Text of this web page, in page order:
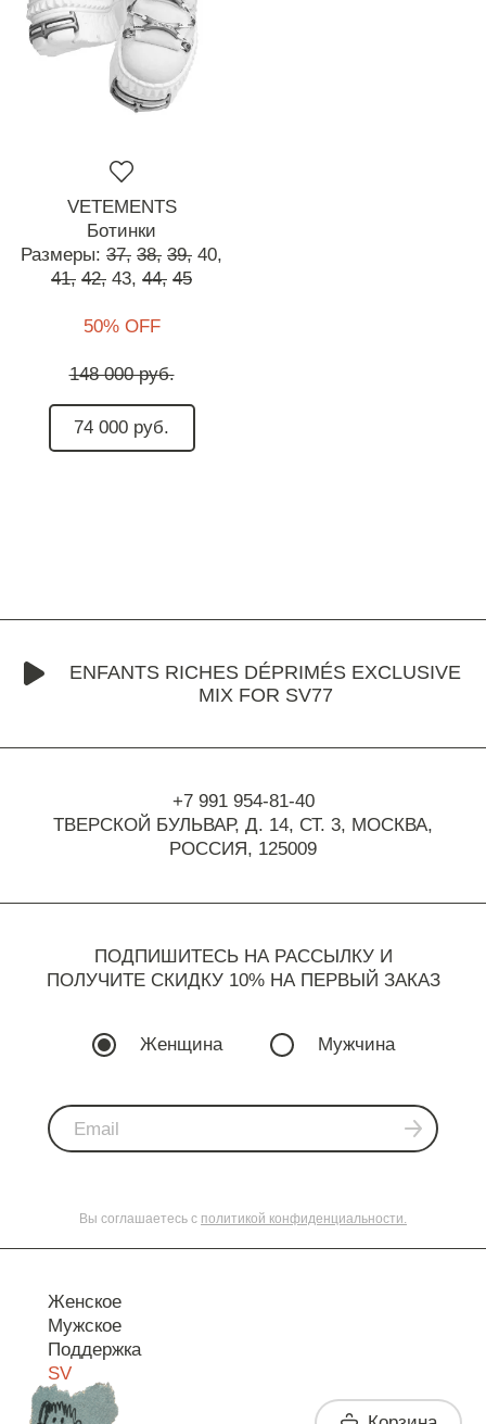
VETEMENTS
Ботинки
Размеры: 37, 38, 39, 40,
41, 42, 43, 44, 45
50% OFF
148 000 руб.
74 000 руб.
ENFANTS RICHES DÉPRIMÉS EXCLUSIVE
MIX FOR SV77
+7 991 954-81-40
ТВЕРСКОЙ БУЛЬВАР, Д. 14, СТ. 3, МОСКВА,
РОССИЯ, 125009
ПОДПИШИТЕСЬ НА РАССЫЛКУ И
ПОЛУЧИТЕ СКИДКУ 10% НА ПЕРВЫЙ ЗАКАЗ
Женщина Мужчина
Вы соглашаетесь с политикой конфиденциальности.
Женское
Мужское
Поддержка
SV